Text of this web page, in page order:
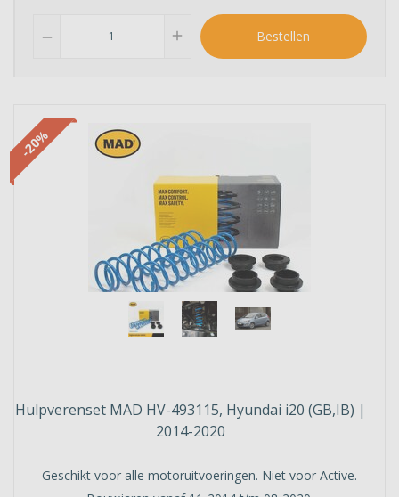
remove add Bestellen
-20%
Hulpverenset MAD HV-493115, Hyundai i20 (GB,IB) |
2014-2020
Geschikt voor alle motoruitvoeringen. Niet voor Active.